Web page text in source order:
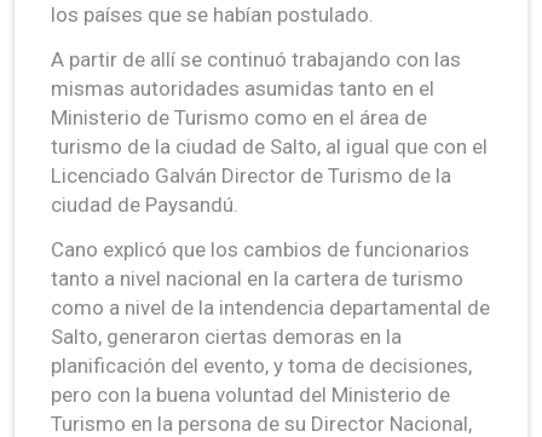
los países que se habían postulado.
A partir de allí se continuó trabajando con las
mismas autoridades asumidas tanto en el
Ministerio de Turismo como en el área de
turismo de la ciudad de Salto, al igual que con el
Licenciado Galván Director de Turismo de la
ciudad de Paysandú.
Cano explicó que los cambios de funcionarios
tanto a nivel nacional en la cartera de turismo
como a nivel de la intendencia departamental de
Salto, generaron ciertas demoras en la
planificación del evento, y toma de decisiones,
pero con la buena voluntad del Ministerio de
Turismo en la persona de su Director Nacional,